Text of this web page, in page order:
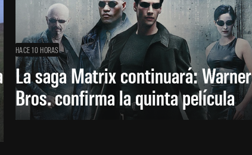
HACE 10 HORAS
La saga Matrix continuará: Warner
Bros. confirma la quinta película